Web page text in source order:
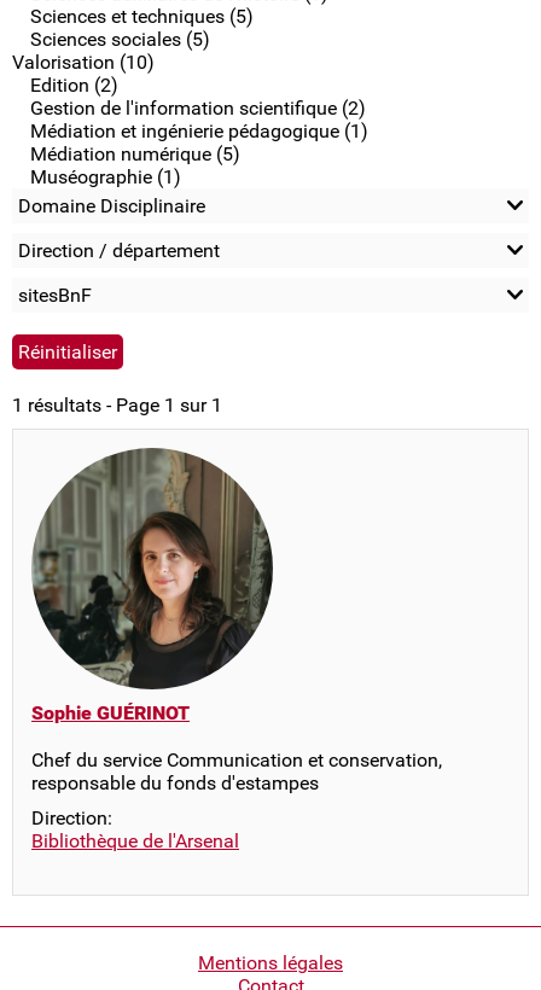
Sciences et techniques (5)
Sciences sociales (5)
Valorisation (10)
Edition (2)
Gestion de l'information scientifique (2)
Médiation et ingénierie pédagogique (1)
Médiation numérique (5)
Muséographie (1)
Domaine Disciplinaire
Direction / département
sitesBnF
1 résultats - Page 1 sur 1
Sophie GUÉRINOT
Chef du service Communication et conservation,
responsable du fonds d'estampes
Direction:
Bibliothèque de l'Arsenal
Mentions légales